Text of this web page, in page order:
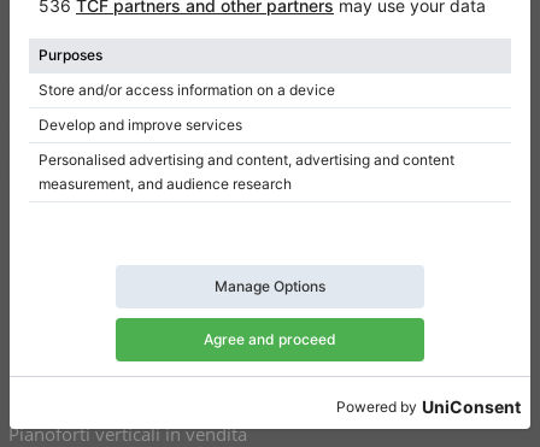
FAQ
Contatto
Chi siamo
Scrivi una recensione
Impostazioni per il consenso
Collegamenti
Pianoforti verticali in vendita